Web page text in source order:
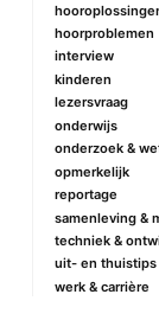
hoorproblemen
interview
kinderen
lezersvraag
onderwijs
onderzoek &
opmerkelijk
reportage
samenleving &
techniek &
uit- en thuistips
werk & carrière